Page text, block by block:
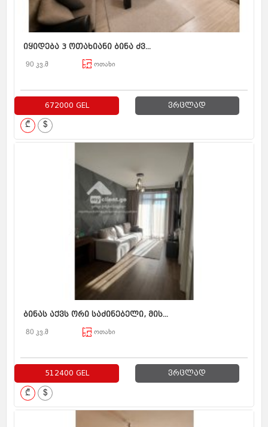
იყიდება 3 ოთახიანი ბინა ძვ...
90 კვ.მ ოთახი
672000 GEL ვრცლად
₾ $
ბინას აქვს ორი საძინებელი, მის...
80 კვ.მ ოთახი
512400 GEL ვრცლად
₾ $